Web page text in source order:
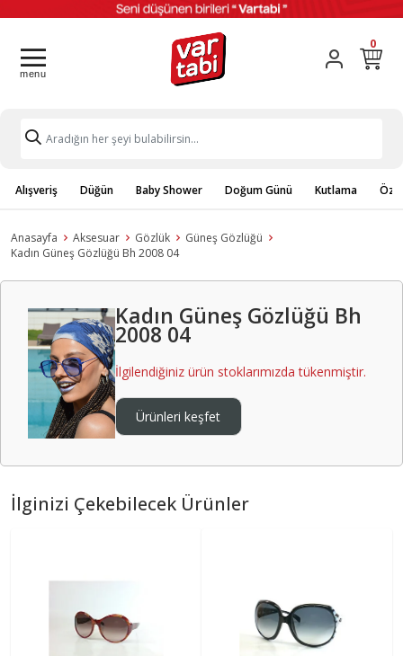
0
Alışveriş Düğün Baby Shower Doğum Günü Kutlama
Anasayfa Aksesuar Gözlük
Güneş Gözlüğü
Kadın Güneş Gözlüğü Bh 2008 04
Kadın Güneş Gözlüğü Bh
2008 04
İlgilendiğiniz ürün stoklarımızda tükenmiştir.
Ürünleri keşfet
İlginizi Çekebilecek Ürünler